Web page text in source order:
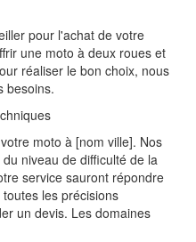
pour l'achat de votre
une moto à deux roues et
réaliser le bon choix, nous
besoins.
moto à [nom ville]. Nos
niveau de difficulté de la
service sauront répondre
les précisions
un devis. Les domaines